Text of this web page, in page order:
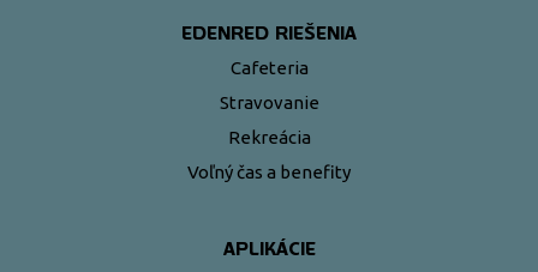
EDENRED RIEŠENIA
Cafeteria
Stravovanie
Rekreácia
Voľný čas a benefity
APLIKÁCIE